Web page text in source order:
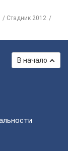
Стадник 2012
В начало